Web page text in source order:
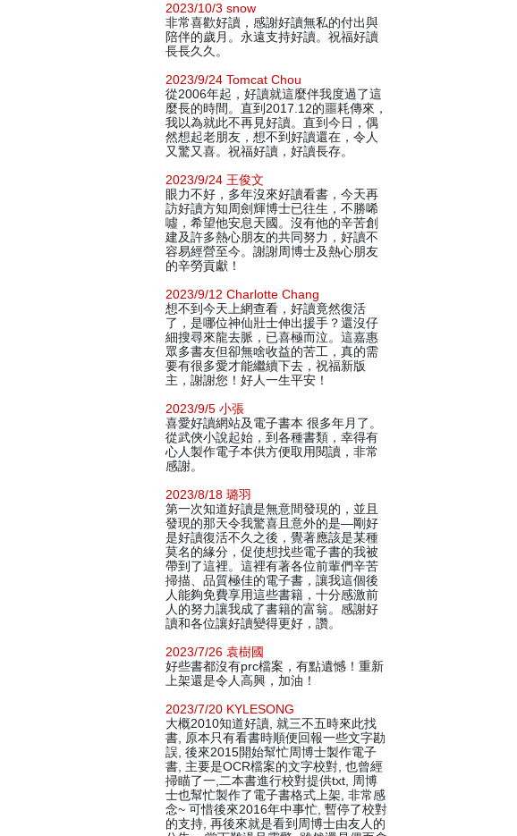
2023/10/3 snow
非常喜歡好讀，感謝好讀無私的付出與
陪伴的歲月。永遠支持好讀。祝福好讀
長長久久。
2023/9/24 Tomcat Chou
從2006年起，好讀就這麼伴我度過了這
麼長的時間。直到2017.12的噩耗傳來，
我以為就此不再見好讀。直到今日，偶
然想起老朋友，想不到好讀還在，令人
又驚又喜。祝福好讀，好讀長存。
2023/9/24 王俊文
眼力不好，多年沒來好讀看書，今天再
訪好讀方知周劍輝博士已往生，不勝唏
噓，希望他安息天國。沒有他的辛苦創
建及許多熱心朋友的共同努力，好讀不
容易經營至今。謝謝周博士及熱心朋友
的辛勞貢獻！
2023/9/12 Charlotte Chang
想不到今天上網查看，好讀竟然復活
了，是哪位神仙壯士伸出援手？還沒仔
細搜尋來龍去脈，已喜極而泣。這嘉惠
眾多書友但卻無啥收益的苦工，真的需
要有很多愛才能繼續下去，祝福新版
主，謝謝您！好人一生平安！
2023/9/5 小張
喜愛好讀網站及電子書本 很多年月了。
從武俠小說起始，到各種書類，幸得有
心人製作電子本供方便取用閱讀，非常
感謝。
2023/8/18 璐羽
第一次知道好讀是無意間發現的，並且
發現的那天令我驚喜且意外的是—剛好
是好讀復活不久之後，覺著應該是某種
莫名的緣分，促使想找些電子書的我被
帶到了這裡。這裡有著各位前輩們辛苦
掃描、品質極佳的電子書，讓我這個後
人能夠免費享用這些書籍，十分感激前
人的努力讓我成了書籍的富翁。感謝好
讀和各位讓好讀變得更好，讚。
2023/7/26 袁樹國
好些書都沒有prc檔案，有點遺憾！重新
上架還是令人高興，加油！
2023/7/20 KYLESONG
大概2010知道好讀, 就三不五時來此找
書, 原本只有看書時順便回報一些文字勘
誤, 後來2015開始幫忙周博士製作電子
書, 主要是OCR檔案的文字校對, 也曾經
掃瞄了一,二本書進行校對提供txt, 周博
士也幫忙製作了電子書格式上架, 非常感
念~ 可惜後來2016年中事忙, 暫停了校對
的支持, 再後來就是看到周博士由友人的